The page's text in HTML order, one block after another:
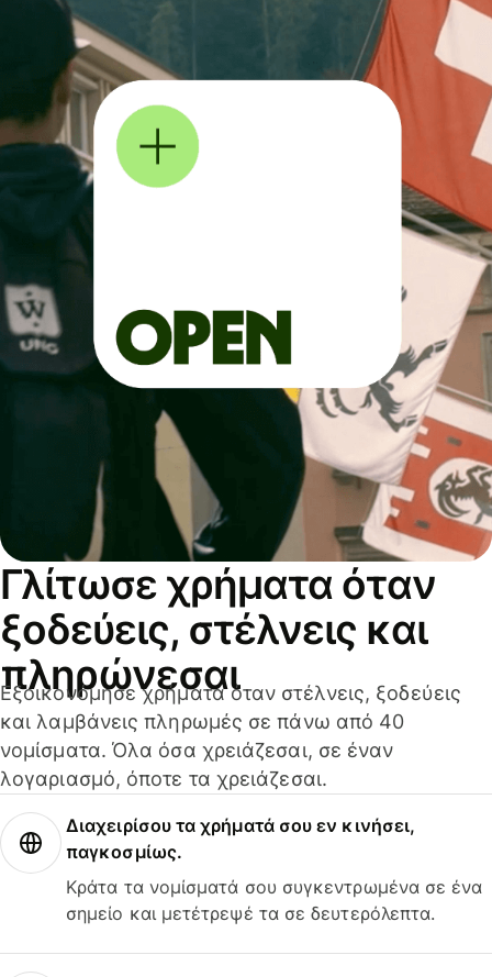
Γλίτωσε χρήματα όταν
ξοδεύεις, στέλνεις και
πληρώνεσαι
Εξοικονόμησε χρήματα όταν στέλνεις, ξοδεύεις
και λαμβάνεις πληρωμές σε πάνω από 40
νομίσματα. Όλα όσα χρειάζεσαι, σε έναν
λογαριασμό, όποτε τα χρειάζεσαι.
Διαχειρίσου τα χρήματά σου εν κινήσει,
παγκοσμίως.
Κράτα τα νομίσματά σου συγκεντρωμένα σε ένα
σημείο και μετέτρεψέ τα σε δευτερόλεπτα.